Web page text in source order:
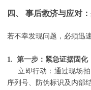
四、 事后救济与应对
若不幸发现问题，必须迅
1. 第一步：紧急证据固化
立即行动：通过现场拍
序列号、防伪标识及内部